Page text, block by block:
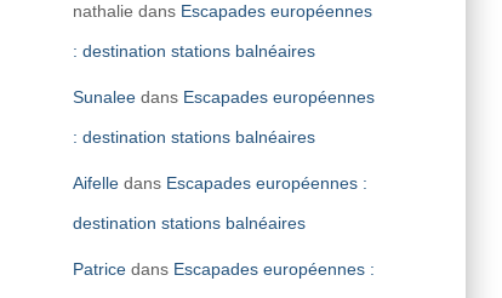
nathalie dans Escapades européennes
: destination stations balnéaires
Sunaleedans Escapades européennes
: destination stations balnéaires
Aifelledans Escapades européennes :
destination stations balnéaires
Patricedans Escapades européennes :